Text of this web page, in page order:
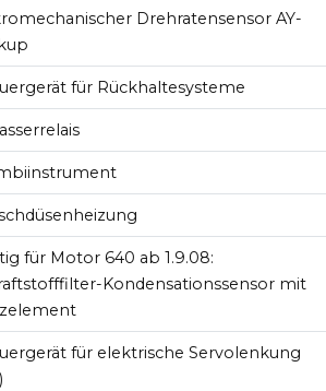
Drehratensensor AY-
für Rückhaltesysteme
für Motor 640 ab 1.9.08:
Kondensationssensor mit
für elektrische Servolenkung